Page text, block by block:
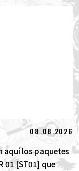
08.08.2026
aquí los paquetes
01 [ST01] que